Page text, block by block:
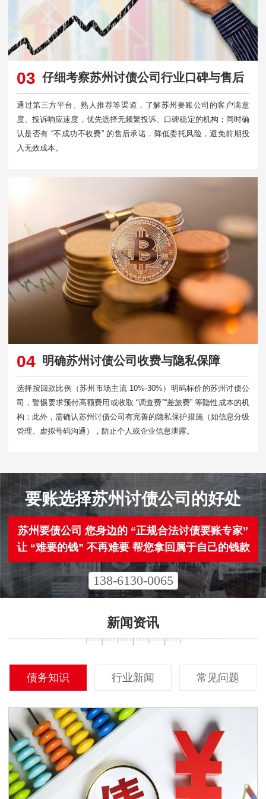
03 仔细考察苏州讨债公司行业口碑与售后
通过第三方平台、熟人推荐等渠道，了解苏州要账公司的客户满意
度、投诉响应速度，优先选择无频繁投诉、口碑稳定的机构；同时确
认是否有 “不成功不收费” 的售后承诺，降低委托风险，避免前期投
入无效成本。
04 明确苏州讨债公司收费与隐私保障
选择按回款比例（苏州市场主流 10%-30%）明码标价的苏州讨债公
司，警惕要求预付高额费用或收取 “调查费”“差旅费” 等隐性成本的机
构；此外，需确认苏州讨债公司有完善的隐私保护措施（如信息分级
管理、虚拟号码沟通），防止个人或企业信息泄露。​
要账选择苏州讨债公司的好处
苏州要债公司 您身边的 “正规合法讨债要账专家”
让 “难要的钱” 不再难要 帮您拿回属于自己的钱款
138-6130-0065
新闻资讯
债务知识 行业新闻 常见问题